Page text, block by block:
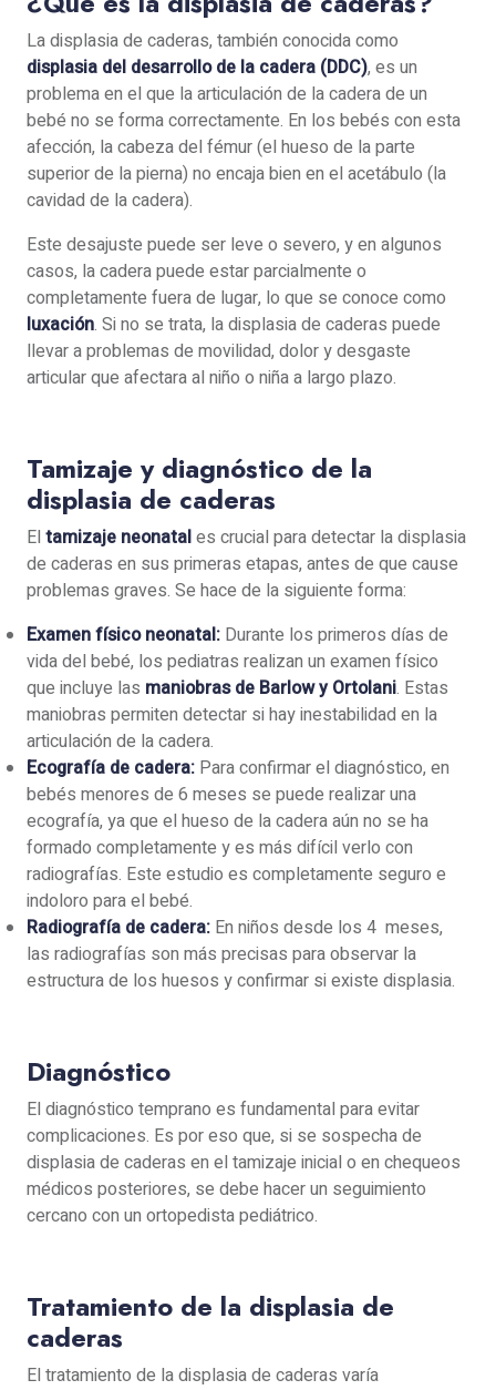
La displasia de caderas, también conocida como
displasia del desarrollo de la cadera (DDC), es un
problema en el que la articulación de la cadera de un
bebé no se forma correctamente. En los bebés con esta
afección, la cabeza del fémur (el hueso de la parte
superior de la pierna) no encaja bien en el acetábulo (la
cavidad de la cadera).
Este desajuste puede ser leve o severo, y en algunos
casos, la cadera puede estar parcialmente o
completamente fuera de lugar, lo que se conoce como
luxación. Si no se trata, la displasia de caderas puede
llevar a problemas de movilidad, dolor y desgaste
articular que afectara al niño o niña a largo plazo.
Tamizaje y diagnóstico de la
displasia de caderas
El tamizaje neonatales crucial para detectar la displasia
de caderas en sus primeras etapas, antes de que cause
problemas graves. Se hace de la siguiente forma:
Examen físico neonatal: Durante los primeros días de
vida del bebé, los pediatras realizan un examen físico
que incluye las maniobras de Barlow y Ortolani. Estas
maniobras permiten detectar si hay inestabilidad en la
articulación de la cadera.
Ecografía de cadera: Para confirmar el diagnóstico, en
bebés menores de 6 meses se puede realizar una
ecografía, ya que el hueso de la cadera aún no se ha
formado completamente y es más difícil verlo con
radiografías. Este estudio es completamente seguro e
indoloro para el bebé.
Radiografía de cadera: En niños desde los 4 meses,
las radiografías son más precisas para observar la
estructura de los huesos y confirmar si existe displasia.
Diagnóstico
El diagnóstico temprano es fundamental para evitar
complicaciones. Es por eso que, si se sospecha de
displasia de caderas en el tamizaje inicial o en chequeos
médicos posteriores, se debe hacer un seguimiento
cercano con un ortopedista pediátrico.
Tratamiento de la displasia de
caderas
El tratamiento de la displasia de caderas varía